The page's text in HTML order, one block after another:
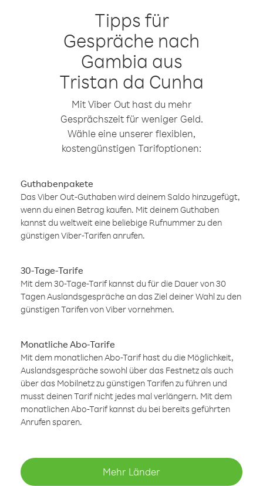
Tipps für
Gespräche nach
Gambia aus
Tristan da Cunha
Mit Viber Out hast du mehr
Gesprächszeit für weniger Geld.
Wähle eine unserer flexiblen,
kostengünstigen Tarifoptionen:
Guthabenpakete
Das Viber Out-Guthaben wird deinem Saldo hinzugefügt,
wenn du einen Betrag kaufen. Mit deinem Guthaben
kannst du weltweit eine beliebige Rufnummer zu den
günstigen Viber-Tarifen anrufen.
30-Tage-Tarife
Mit dem 30-Tage-Tarif kannst du für die Dauer von 30
Tagen Auslandsgespräche an das Ziel deiner Wahl zu den
günstigen Tarifen von Viber vornehmen.
Monatliche Abo-Tarife
Mit dem monatlichen Abo-Tarif hast du die Möglichkeit,
Auslandsgespräche sowohl über das Festnetz als auch
über das Mobilnetz zu günstigen Tarifen zu führen und
musst deinen Tarif nicht jedes mal verlängern. Mit dem
monatlichen Abo-Tarif kannst du bei bereits geführten
Anrufen sparen.
Mehr Länder